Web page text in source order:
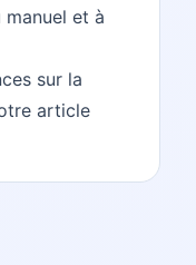
et à
sur la
article